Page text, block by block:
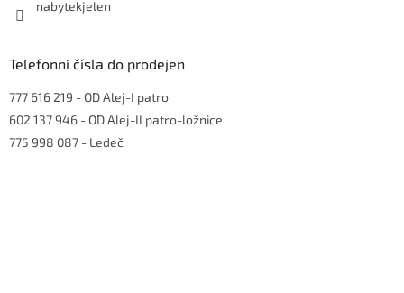
nabytekjelen
Telefonní čísla do prodejen
777 616 219 - OD Alej-I patro
602 137 946 - OD Alej-II patro-ložnice
775 998 087 - Ledeč